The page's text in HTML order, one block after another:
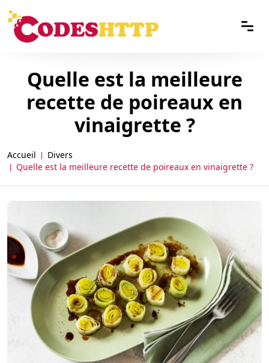
Quelle est la meilleure
recette de poireaux en
vinaigrette ?
Accueil
Divers
Quelle est la meilleure recette de poireaux en vinaigrette ?